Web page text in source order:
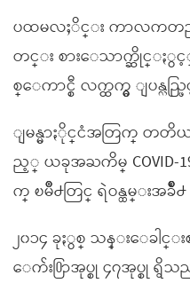
ပထမလႈိင္း ကာလကတ
တင္း စားေသာက္ဆိုင္ႏွ
စ္ေကာင္စီ လက္ထက္မွ ျပန္လည္
ျမန္မာႏိုင္ငံအတြက္
ည့္ ယခုအႀကိမ္ COVID-
က္ ၿမိဳ႕တြင္ ရဲဝန္ထမ္းအ
၂၀၁၄ ခုႏွစ္ သန္းေခါင္းစ
ေက်း႐ြာအုပ္စု ၄၇အုပ္စု